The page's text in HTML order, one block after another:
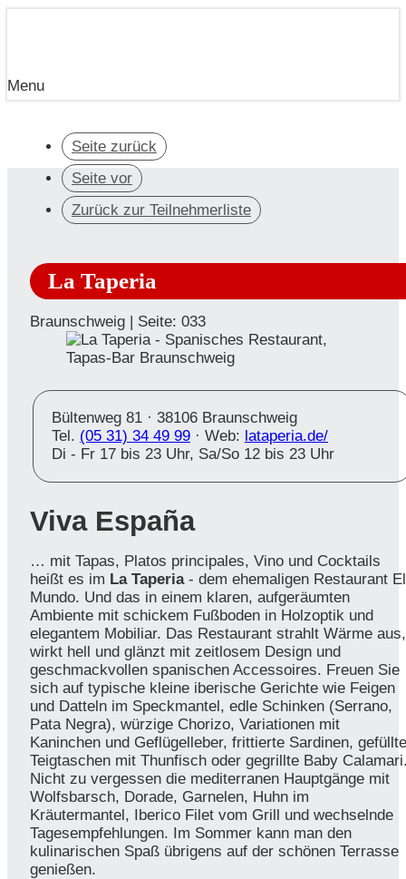
Menu
Seite zurück
Seite vor
Zurück zur Teilnehmerliste
La Taperia
Braunschweig | Seite: 033
Bültenweg 81 · 38106 Braunschweig
Tel. (05 31) 34 49 99 · Web: lataperia.de/
Di - Fr 17 bis 23 Uhr, Sa/So 12 bis 23 Uhr
Viva España
… mit Tapas, Platos principales, Vino und Cocktails
heißt es im La Taperia- dem ehemaligen Restaurant El
Mundo. Und das in einem klaren, aufgeräumten
Ambiente mit schickem Fußboden in Holzoptik und
elegantem Mobiliar. Das Restaurant strahlt Wärme aus,
wirkt hell und glänzt mit zeitlosem Design und
geschmackvollen spanischen Accessoires. Freuen Sie
sich auf typische kleine iberische Gerichte wie Feigen
und Datteln im Speckmantel, edle Schinken (Serrano,
Pata Negra), würzige Chorizo, Variationen mit
Kaninchen und Geflügelleber, frittierte Sardinen, gefüllte
Teigtaschen mit Thunfisch oder gegrillte Baby
Nicht zu vergessen die mediterranen Hauptgänge mit
Wolfsbarsch, Dorade, Garnelen, Huhn im
Kräutermantel, Iberico Filet vom Grill und wechselnde
Tagesempfehlungen. Im Sommer kann man den
kulinarischen Spaß übrigens auf der schönen Terrasse
genießen.